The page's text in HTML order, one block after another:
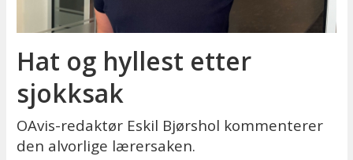
Hat og hyllest etter
sjokksak
OAvis-redaktør Eskil Bjørshol kommenterer
den alvorlige lærersaken.